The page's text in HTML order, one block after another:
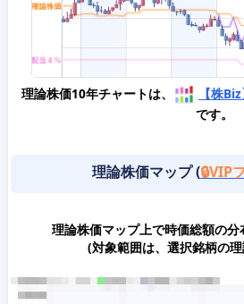
理論株価10年チャートは、 【株
です。
理論株価マップ (🔒VIP
理論株価マップ上で時価総額の分
(対象範囲は、選択銘柄の